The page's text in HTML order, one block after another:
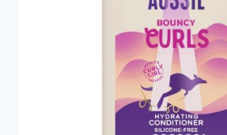
21,83
€
-35%